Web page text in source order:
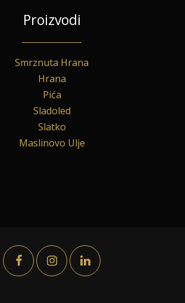
Proizvodi
Smrznuta Hrana
Hrana
Pića
Sladoled
Slatko
Maslinovo Ulje